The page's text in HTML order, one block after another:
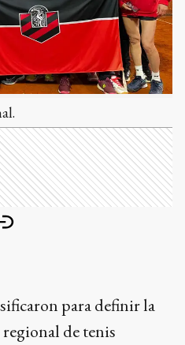
para definir la
de tenis